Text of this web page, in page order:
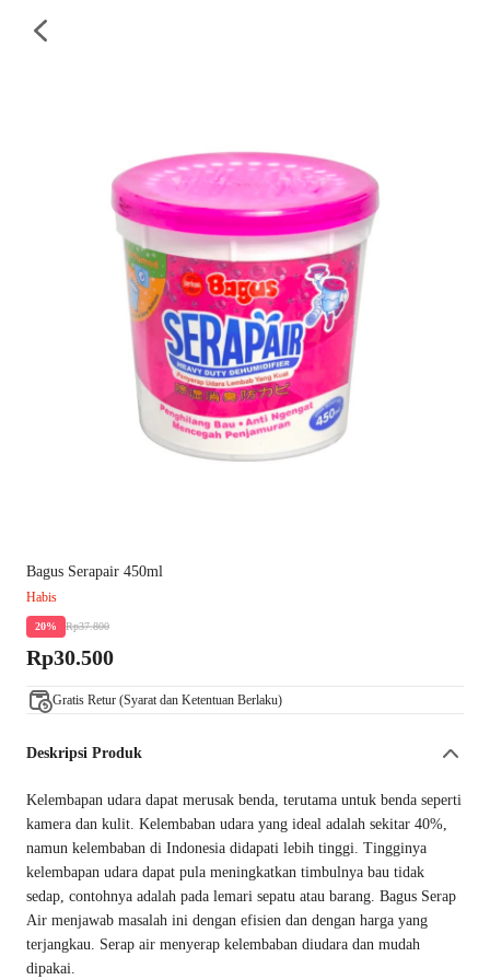
Bagus Serapair 450ml
Habis
20% Rp37.800
Rp30.500
Gratis Retur (Syarat dan Ketentuan Berlaku)
Deskripsi Produk
Kelembapan udara dapat merusak benda, terutama untuk benda seperti
kamera dan kulit. Kelembaban udara yang ideal adalah sekitar 40%,
namun kelembaban di Indonesia didapati lebih tinggi. Tingginya
kelembapan udara dapat pula meningkatkan timbulnya bau tidak
sedap, contohnya adalah pada lemari sepatu atau barang. Bagus Serap
Air menjawab masalah ini dengan efisien dan dengan harga yang
terjangkau. Serap air menyerap kelembaban diudara dan mudah
dipakai.